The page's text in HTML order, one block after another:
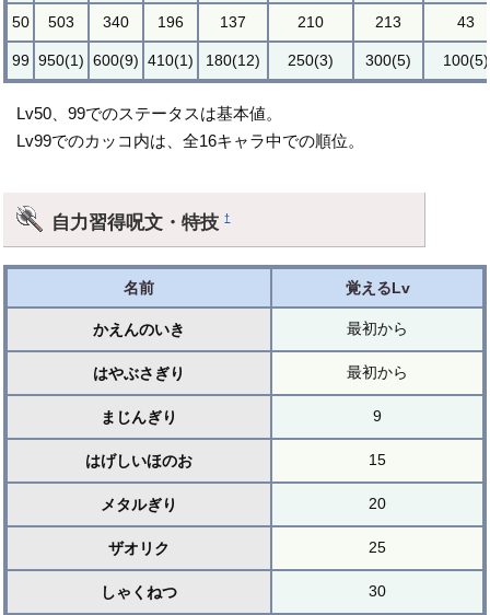
50 503 340 196 137 210 213 43
99 950(1) 600(9) 410(1) 180(12) 250(3) 300(5) 100(5)
Lv50、99でのステータスは基本値。
Lv99でのカッコ内は、全16キャラ中での順位。
自力習得呪文・特技†
名前 覚えるLv
かえんのいき 最初から
はやぶさぎり 最初から
まじんぎり 9
はげしいほのお 15
メタルぎり 20
ザオリク 25
しゃくねつ 30